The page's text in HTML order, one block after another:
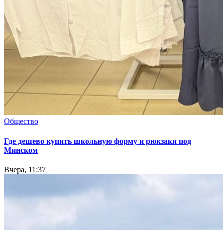
Общество
Где дешево купить школьную форму и рюкзаки под
Минском
Вчера, 11:37